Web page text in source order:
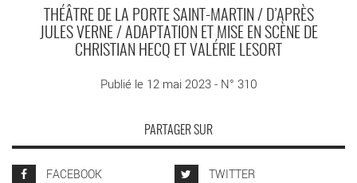
THÉÂTRE DE LA PORTE SAINT-MARTIN / D’APRÈS
JULES VERNE / ADAPTATION ET MISE EN SCÈNE DE
CHRISTIAN HECQ ET VALÉRIE LESORT
Publié le 12 mai 2023 - N° 310
PARTAGER SUR
FACEBOOK
TWITTER